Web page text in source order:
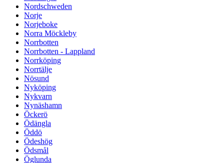
Nordschweden
Norje
Norjeboke
Norra Möckleby
Norrbotten
Norrbotten - Lappland
Norrköping
Norrtälje
Nösund
Nyköping
Nykvarn
Nynäshamn
Öckerö
Ödängla
Öddö
Ödeshög
Ödsmål
Öglunda